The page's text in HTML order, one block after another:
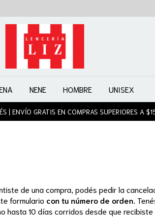
NENE HOMBRE UNISEX
| ENVÍO GRATIS EN COMPRAS SUPERIORES A
de una compra, podés pedir la
formulario con tu número de orden.
hasta 10 días corridos desde que recibiste